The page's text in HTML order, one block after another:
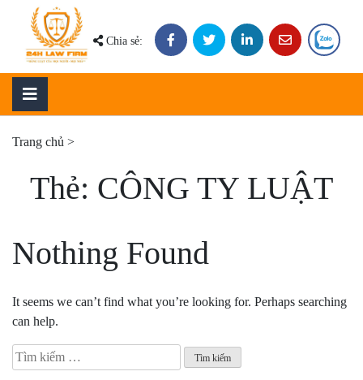
content
Chia sẻ:
Trang chủ >
Thẻ: CÔNG TY LUẬT
Nothing Found
It seems we can’t find what you’re looking for. Perhaps searching
can help.
Tìm
kiếm